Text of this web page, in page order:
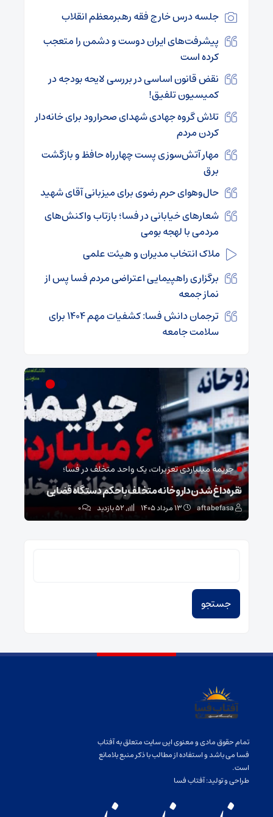
جلسه درس خارج فقه رهبرمعظم انقلاب
پیشرفت‌های ایران دوست و دشمن را متعجب
کرده است
نقض قانون اساسی در بررسی لایحه بودجه در
کمیسیون تلفیق!
تلاش گروه جهادی شهدای صحرارود برای خانه‌دار
کردن مردم
مهار آتش‌سوزی پست چهارراه حافظ و بازگشت
برق
حال‌وهوای حرم رضوی برای میزبانی آقای شهید
شعارهای خیابانی در فسا؛ بازتاب واکنش‌های
مردمی با لهجه بومی
ملاک انتخاب مدیران و هیئت علمی
برگزاری راهپیمایی اعتراضی مردم فسا پس از
نماز جمعه
ترجمان دانش فسا: کشفیات مهم 1404 برای
سلامت جامعه
جریمه میلیاردی تعزیرات، یک واحد متخلف در فسا؛
نقره‌داغ شدن داروخانه متخلف با حکم دستگاه قضایی
aftabefasa ۰
تمام حقوق مادی و معنوی این سایت متعلق به آفتاب
فسا می باشد و استفاده از مطالب با ذکر منبع بلامانع
است.
طراحی و تولید:آفتاب فسا